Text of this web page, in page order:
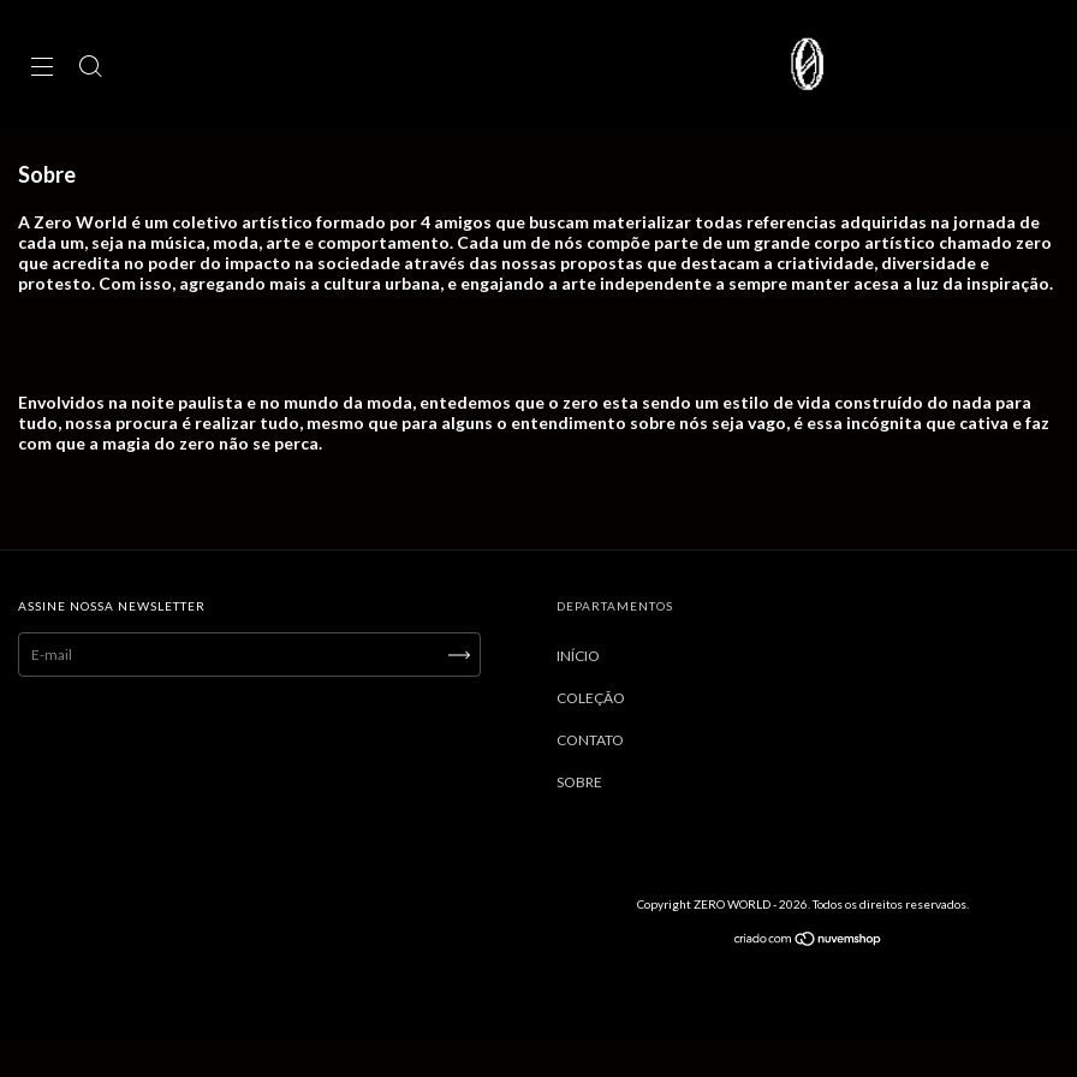
Sobre
A Zero World é um coletivo artístico formado por 4 amigos que buscam materializar todas referencias adquiridas na jornada de
cada um, seja na música, moda, arte e comportamento. Cada um de nós compõe parte de um grande corpo artístico chamado zero
que acredita no poder do impacto na sociedade através das nossas propostas que destacam a criatividade, diversidade e
protesto. Com isso, agregando mais a cultura urbana, e engajando a arte independente a sempre manter acesa a luz da inspiração.
Envolvidos na noite paulista e no mundo da moda, entedemos que o zero esta sendo um estilo de vida construído do nada para
tudo, nossa procura é realizar tudo, mesmo que para alguns o entendimento sobre nós seja vago, é essa incógnita que cativa e faz
com que a magia do zero não se perca.
ASSINE NOSSA NEWSLETTER DEPARTAMENTOS
INÍCIO
COLEÇÃO
CONTATO
SOBRE
Copyright ZERO WORLD - 2026. Todos os direitos reservados.